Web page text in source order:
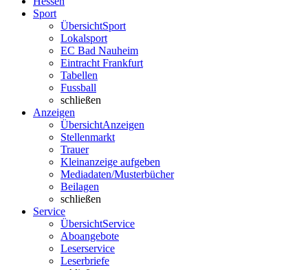
Sport
ÜbersichtSport
Lokalsport
EC Bad Nauheim
Eintracht Frankfurt
Tabellen
Fussball
schließen
Anzeigen
ÜbersichtAnzeigen
Stellenmarkt
Trauer
Kleinanzeige aufgeben
Mediadaten/Musterbücher
Beilagen
schließen
Service
ÜbersichtService
Aboangebote
Leserservice
Leserbriefe